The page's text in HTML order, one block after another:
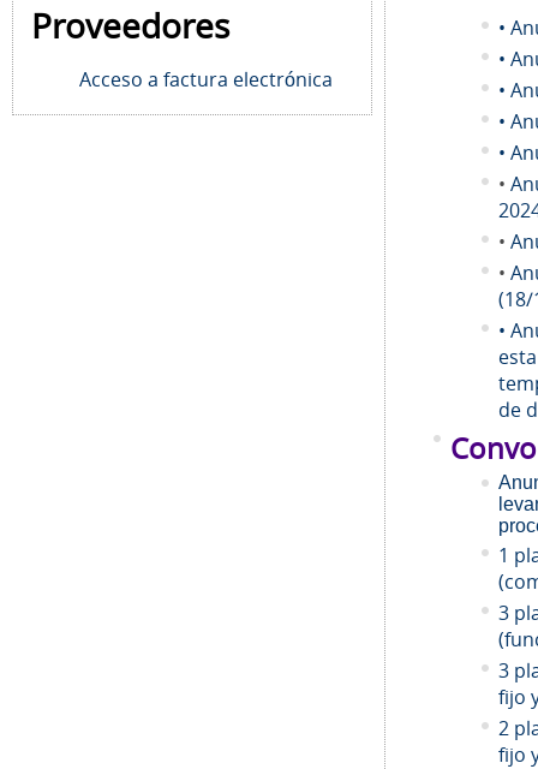
Proveedores
Acceso a factura electrónica
•
•
•
•
•
•
•
•
(18/
•
de
1
3
3
fijo
2
fijo